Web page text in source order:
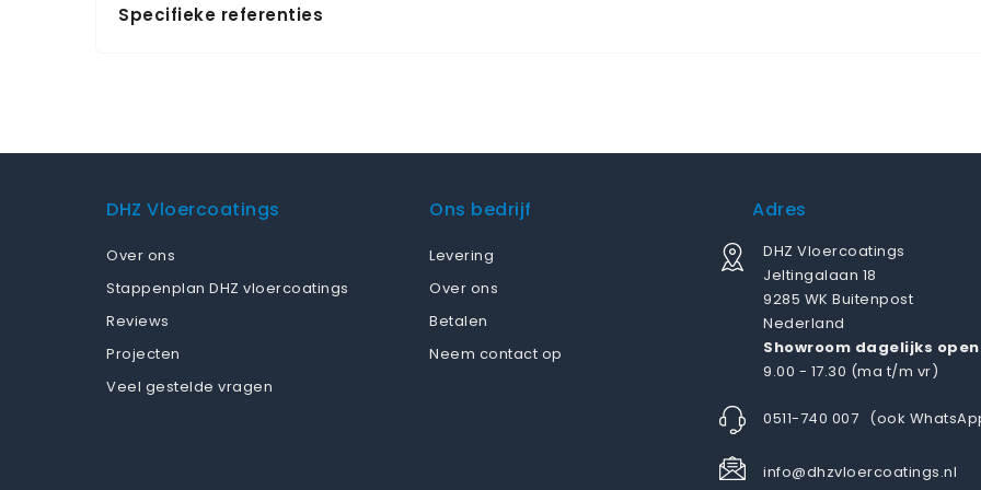
Specifieke referenties
DHZ Vloercoatings
Over ons
Stappenplan DHZ vloercoatings
Reviews
Projecten
Veel gestelde vragen
Ons bedrijf
Levering
Over ons
Betalen
Neem contact op
Adres
DHZ Vloercoatings
Jeltingalaan 18
9285 WK Buitenpost
Nederland
Showroom dagelijks
9.00 - 17.30 (ma t/m vr)
0511-740 007 (ook
info@dhzvloercoatings.nl